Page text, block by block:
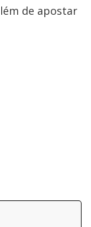
de apostar